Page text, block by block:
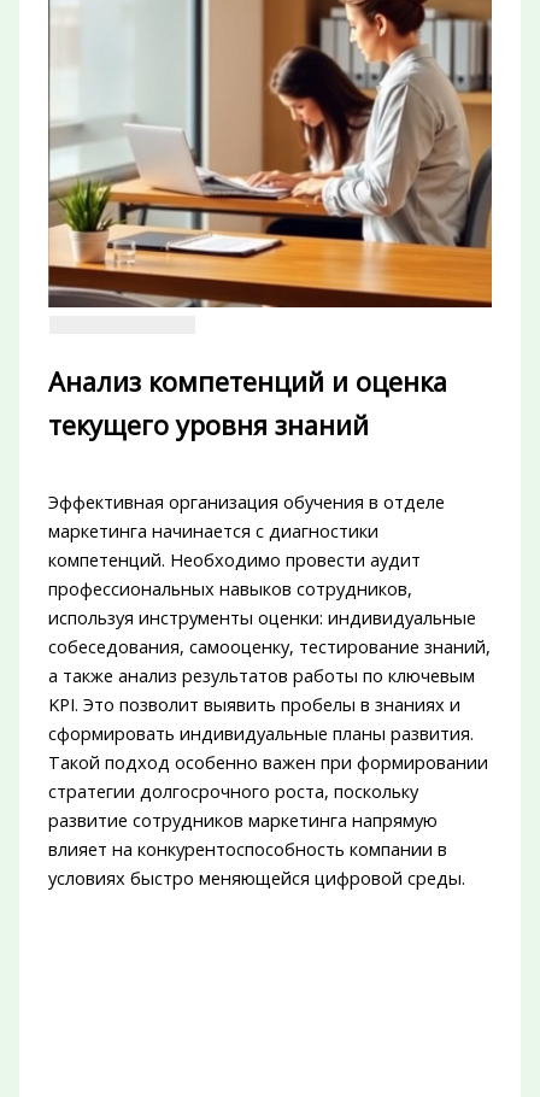
Анализ компетенций и оценка
текущего уровня знаний
Эффективная организация обучения в отделе
маркетинга начинается с диагностики
компетенций. Необходимо провести аудит
профессиональных навыков сотрудников,
используя инструменты оценки: индивидуальные
собеседования, самооценку, тестирование знаний,
а также анализ результатов работы по ключевым
KPI. Это позволит выявить пробелы в знаниях и
сформировать индивидуальные планы развития.
Такой подход особенно важен при формировании
стратегии долгосрочного роста, поскольку
развитие сотрудников маркетинга напрямую
влияет на конкурентоспособность компании в
условиях быстро меняющейся цифровой среды.